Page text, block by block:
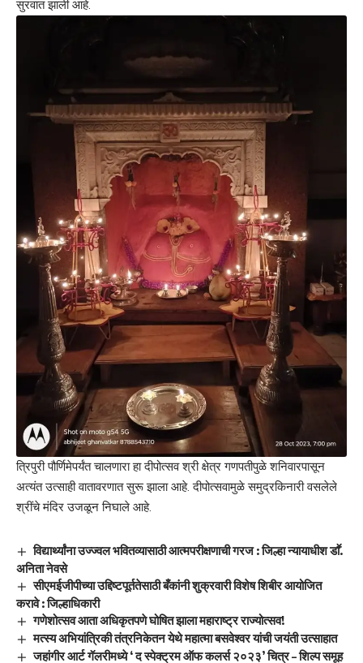
सुरवात झाली आहे.
त्रिपुरी पौर्णिमेपर्यंत चालणारा हा दीपोत्सव श्री क्षेत्र गणपतीपुळे शनिवारपासून
अत्यंत उत्साही वातावरणात सुरू झाला आहे. दीपोत्सवामुळे समुद्रकिनारी वसलेले
श्रींचे मंदिर उजळून निघाले आहे.
विद्यार्थ्यांना उज्ज्वल भवितव्यासाठी आत्मपरीक्षणाची गरज : जिल्हा न्यायाधीश डाॕ.
अनिता नेवसे
सीएमईजीपीच्या उद्दिष्टपूर्ततेसाठी बँकांनी शुक्रवारी विशेष शिबीर आयोजित
करावे : जिल्हाधिकारी
गणेशोत्सव आता अधिकृतपणे घोषित झाला महाराष्ट्र राज्योत्सव!
मत्स्य अभियांत्रिकी तंत्रनिकेतन येथे महात्मा बसवेश्वर यांची जयंती उत्साहात
जहांगीर आर्ट गॅलरीमध्ये ‘ द स्पेक्ट्रम ऑफ कलर्स २०२३’ चित्र – शिल्प समूह